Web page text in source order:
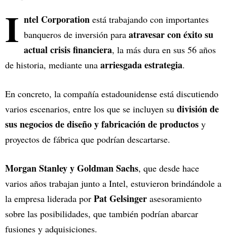
I ntel Corporation está trabajando con importantes
banqueros de inversión para atravesar con éxito su
actual crisis financiera, la más dura en sus 56 años
de historia, mediante una arriesgada estrategia.
En concreto, la compañía estadounidense está discutiendo
varios escenarios, entre los que se incluyen su división de
sus negocios de diseño y fabricación de productos y
proyectos de fábrica que podrían descartarse.
Morgan Stanley y Goldman Sachs, que desde hace
varios años trabajan junto a Intel, estuvieron brindándole a
la empresa liderada por Pat Gelsinger asesoramiento
sobre las posibilidades, que también podrían abarcar
fusiones y adquisiciones.